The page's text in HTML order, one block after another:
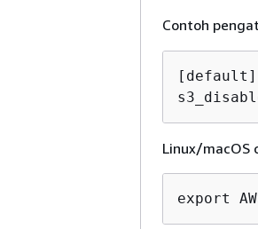
Contoh
[default]
Linux/macOS
export